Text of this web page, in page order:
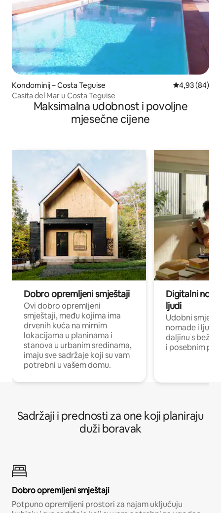
Kondominij – Costa Teguise Prosječna
4,93 (84)
Casita del Mar u Costa Teguise
Maksimalna udobnost i povoljne
mjesečne cijene
Dobro opremljeni smještaji
Ovi dobro opremljeni
smještaji, među kojima ima
drvenih kuća na mirnim
lokacijama u planinama i
stanova u urbanim sredinama,
imaju sve sadržaje koji su vam
potrebni u vašem domu.
Digitalni
ljudi
Udobni
nomade i ljude
daljinu s
i posebnim
Sadržaji i prednosti za one koji planiraju
duži boravak
Dobro opremljeni smještaji
Potpuno opremljeni prostori za najam uključuju